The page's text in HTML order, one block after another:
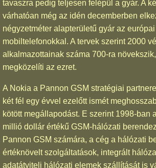
tavaszra pedig teljesen felépül a gyár. A
várhatóan még az idén decemberben
négyzetméter alapterületű gyár az
mobiltelefonokkal. A tervek szerint 2000
alkalmazottainak száma 700-ra
megközelíti az ezret.
A Nokia a Pannon GSM stratégiai
két fél egy évvel ezelőtt ismét
kötött megállapodást. E szerint 1998-ban
millió dollár értékű GSM-hálózati
Pannon GSM számára, a cég a hálózati
értéknövelt szolgáltatások, integrált
adatátviteli hálózati elemek szállítását is